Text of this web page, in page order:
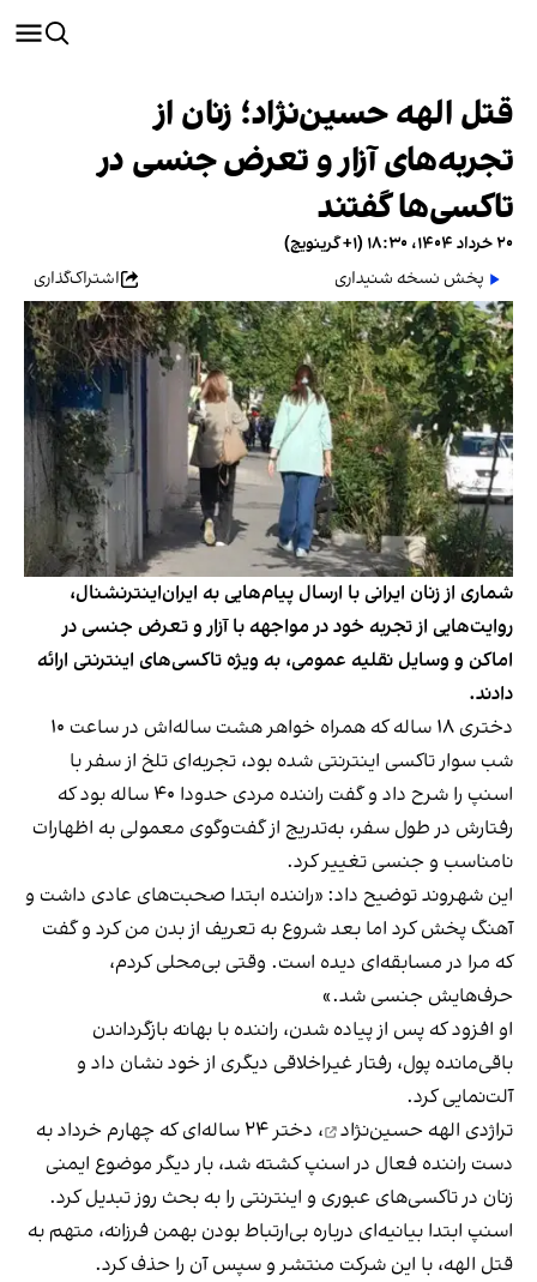
قتل الهه حسین‌نژاد؛ زنان از
تجربه‌های آزار و تعرض جنسی در
تاکسی‌ها گفتند
۲۰ خرداد ۱۴۰۴، ۱۸:۳۰ (‎+۱ گرینویچ)
پخش نسخه شنیداری
اشتراک‌گذاری
شماری از زنان ایرانی با ارسال پیام‌هایی به ایران‌اینترنشنال،
روایت‌هایی از تجربه خود در مواجهه با آزار و تعرض جنسی در
اماکن و وسایل نقلیه عمومی، به ویژه تاکسی‌های اینترنتی ارائه
دادند.
دختری ۱۸ ساله که همراه خواهر هشت ساله‌اش در ساعت ۱۰
شب سوار تاکسی اینترنتی شده بود، تجربه‌ای تلخ از سفر با
اسنپ را شرح داد و گفت راننده مردی حدودا ۴۰ ساله بود که
رفتارش در طول سفر، به‌تدریج از گفت‌وگوی معمولی به اظهارات
نامناسب و جنسی تغییر کرد.
این شهروند توضیح داد: «راننده ابتدا صحبت‌های عادی داشت و
آهنگ پخش کرد اما بعد شروع به تعریف از بدن من کرد و گفت
که مرا در مسابقه‌ای دیده است. وقتی بی‌محلی کردم،
حرف‌هایش جنسی شد.»
او افزود که پس از پیاده شدن، راننده با بهانه بازگرداندن
باقی‌مانده پول، رفتار غیراخلاقی دیگری از خود نشان داد و
آلت‌نمایی کرد.
تراژدی الهه حسین‌نژاد
، دختر ۲۴ ساله‌ای که چهارم خرداد به
دست راننده فعال در اسنپ کشته شد، بار دیگر موضوع ایمنی
زنان در تاکسی‌های عبوری و اینترنتی را به بحث روز تبدیل کرد.
اسنپ ابتدا بیانیه‌ای درباره بی‌ارتباط بودن بهمن فرزانه، متهم به
قتل الهه، با این شرکت منتشر و سپس آن را حذف کرد.